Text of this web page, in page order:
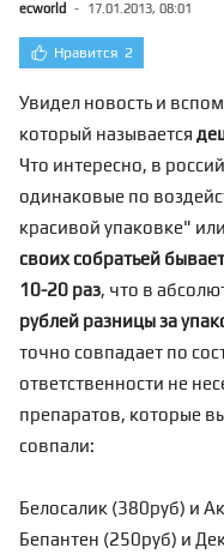
ecworld - 17.01.2013, 08:01
Нравится 2
Увидел новость и
который называется
Что интересно, в
одинаковые по
красивой упаковке"
своих собратьей
10-20 раз, что в
рублей разницы за
точно совпадает по
ответственности не
препаратов, которые
совпали:
Белосалик (380руб) и
Бепантен (250руб) и